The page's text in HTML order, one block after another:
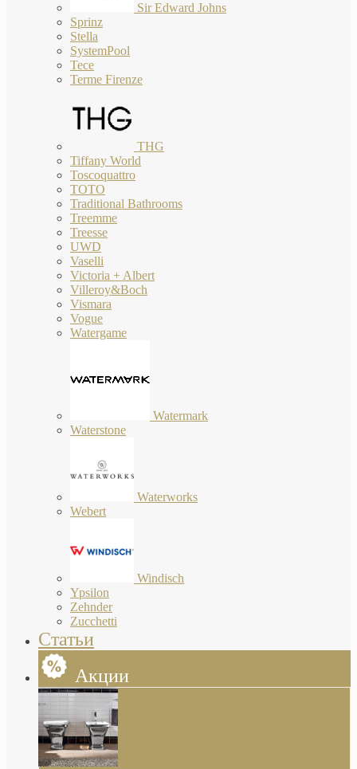
Sir Edward Johns
Sprinz
Stella
SystemPool
Tece
Terme Firenze
THG
Tiffany World
Toscoquattro
TOTO
Traditional Bathrooms
Treemme
Treesse
UWD
Vaselli
Victoria + Albert
Villeroy&Boch
Vismara
Vogue
Watergame
Watermark
Waterstone
Waterworks
Webert
Windisch
Ypsilon
Zehnder
Zucchetti
Статьи
Акции